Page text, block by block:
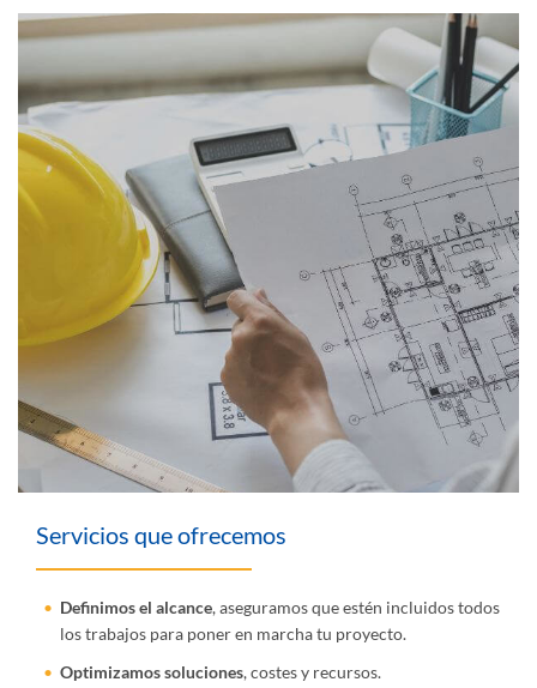
Servicios que ofrecemos
Definimos el alcance, aseguramos que estén incluidos todos
los trabajos para poner en marcha tu proyecto.
Optimizamos soluciones, costes y recursos.